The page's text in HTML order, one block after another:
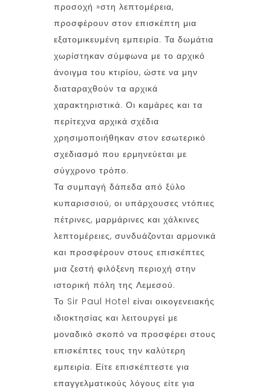
προσοχή »στη λεπτομέρεια,
προσφέρουν στον επισκέπτη μια
εξατομικευμένη εμπειρία. Τα δωμάτια
χωρίστηκαν σύμφωνα με το αρχικό
άνοιγμα του κτιρίου, ώστε να μην
διαταραχθούν τα αρχικά
χαρακτηριστικά. Οι καμάρες και τα
περίτεχνα αρχικά σχέδια
χρησιμοποιήθηκαν στον εσωτερικό
σχεδιασμό που ερμηνεύεται με
σύγχρονο τρόπο.
Τα συμπαγή δάπεδα από ξύλο
κυπαρισσιού, οι υπάρχουσες ντόπιες
πέτρινες, μαρμάρινες και χάλκινες
λεπτομέρειες, συνδυάζονται αρμονικά
και προσφέρουν στους επισκέπτες
μια ζεστή φιλόξενη περιοχή στην
ιστορική πόλη της Λεμεσού.
Το Sir Paul Hotel είναι οικογενειακής
ιδιοκτησίας και λειτουργεί με
μοναδικό σκοπό να προσφέρει στους
επισκέπτες τους την καλύτερη
εμπειρία. Είτε επισκέπτεστε για
επαγγελματικούς λόγους είτε για